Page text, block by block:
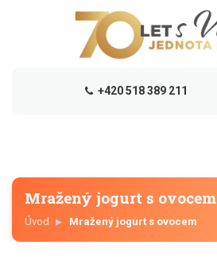
+420 518 389 211
Mražený jogurt s ovocem
Úvod Mražený jogurt s ovocem